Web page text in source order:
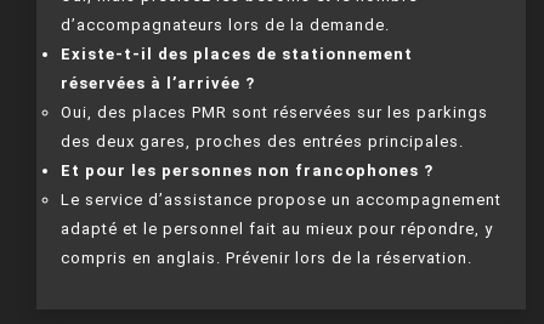
d’accompagnateurs lors de la demande.
Existe-t-il des places de stationnement
réservées à l’arrivée ?
Oui, des places PMR sont réservées sur les parkings
des deux gares, proches des entrées principales.
Et pour les personnes non francophones ?
Le service d’assistance propose un accompagnement
adapté et le personnel fait au mieux pour répondre, y
compris en anglais. Prévenir lors de la réservation.